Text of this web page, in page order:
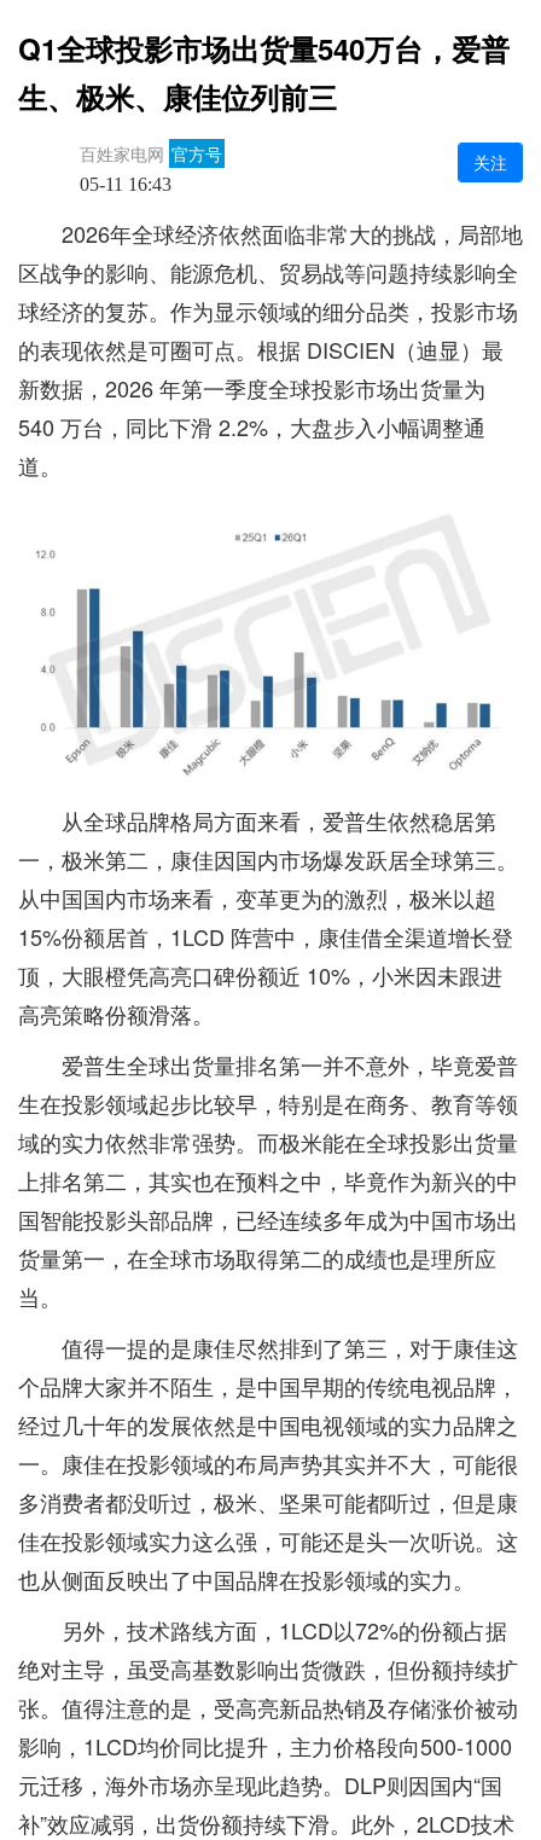
Q1全球投影市场出货量540万台，爱普
生、极米、康佳位列前三
百姓家电网 官方号
05-11 16:43
关注
2026年全球经济依然面临非常大的挑战，局部地
区战争的影响、能源危机、贸易战等问题持续影响全
球经济的复苏。作为显示领域的细分品类，投影市场
的表现依然是可圈可点。根据 DISCIEN（迪显）最
新数据，2026 年第一季度全球投影市场出货量为
540 万台，同比下滑 2.2%，大盘步入小幅调整通
道。
从全球品牌格局方面来看，爱普生依然稳居第
一，极米第二，康佳因国内市场爆发跃居全球第三。
从中国国内市场来看，变革更为的激烈，极米以超
15%份额居首，1LCD 阵营中，康佳借全渠道增长登
顶，大眼橙凭高亮口碑份额近 10%，小米因未跟进
高亮策略份额滑落。
爱普生全球出货量排名第一并不意外，毕竟爱普
生在投影领域起步比较早，特别是在商务、教育等领
域的实力依然非常强势。而极米能在全球投影出货量
上排名第二，其实也在预料之中，毕竟作为新兴的中
国智能投影头部品牌，已经连续多年成为中国市场出
货量第一，在全球市场取得第二的成绩也是理所应
当。
值得一提的是康佳尽然排到了第三，对于康佳这
个品牌大家并不陌生，是中国早期的传统电视品牌，
经过几十年的发展依然是中国电视领域的实力品牌之
一。康佳在投影领域的布局声势其实并不大，可能很
多消费者都没听过，极米、坚果可能都听过，但是康
佳在投影领域实力这么强，可能还是头一次听说。这
也从侧面反映出了中国品牌在投影领域的实力。
另外，技术路线方面，1LCD以72%的份额占据
绝对主导，虽受高基数影响出货微跌，但份额持续扩
张。值得注意的是，受高亮新品热销及存储涨价被动
影响，1LCD均价同比提升，主力价格段向500-1000
元迁移，海外市场亦呈现此趋势。DLP则因国内“国
补”效应减弱，出货份额持续下滑。此外，2LCD技术